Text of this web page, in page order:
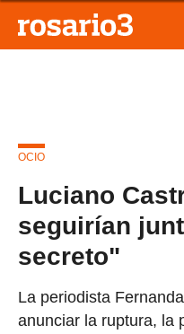
OCIO
Luciano
seguirían
secreto"
La periodista
anunciar la ruptura, la